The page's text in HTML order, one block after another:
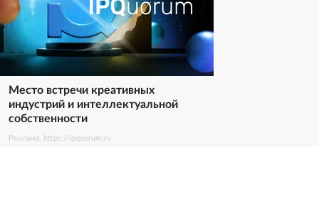
Место встречи креативных
индустрий и интеллектуальной
собственности
Реклама. https://ipquorum.ru